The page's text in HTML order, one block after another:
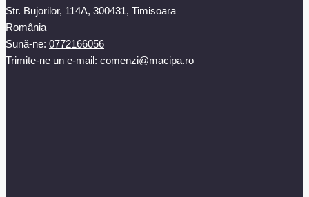
Str. Bujorilor, 114A, 300431, Timisoara
România
Sună-ne: 0772166056
Trimite-ne un e-mail: comenzi@macipa.ro